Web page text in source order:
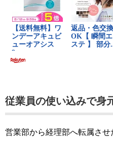
従業員の使い込みで身
営業部から経理部へ転属さ